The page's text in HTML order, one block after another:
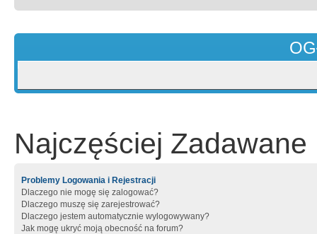
Najczęściej Zadawane
Problemy Logowania i Rejestracji
Dlaczego nie mogę się zalogować?
Dlaczego muszę się zarejestrować?
Dlaczego jestem automatycznie wylogowywany?
Jak mogę ukryć moją obecność na forum?